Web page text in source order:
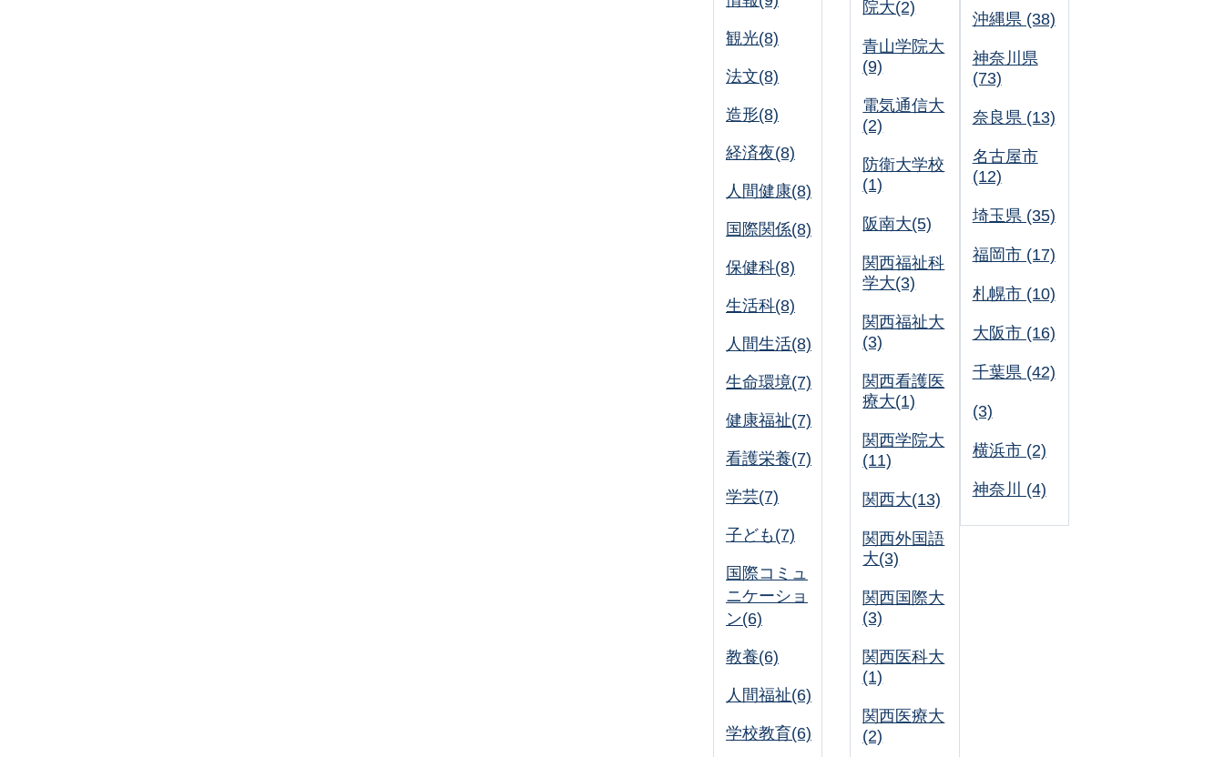
観光(8)
法文(8)
造形(8)
経済夜(8)
人間健康(8)
国際関係(8)
保健科(8)
生活科(8)
人間生活(8)
生命環境(7)
健康福祉(7)
看護栄養(7)
学芸(7)
子ども(7)
国際コミュ
ニケーショ
ン(6)
教養(6)
人間福祉(6)
学校教育(6)
院大(2)
青山学院大
(9)
電気通信大
(2)
防衛大学校
(1)
阪南大(5)
関西福祉科
学大(3)
関西福祉大
(3)
関西看護医
療大(1)
関西学院大
(11)
関西大(13)
関西外国語
大(3)
関西国際大
(3)
関西医科大
(1)
関西医療大
(2)
沖縄県 (38)
神奈川県
(73)
奈良県 (13)
名古屋市
(12)
埼玉県 (35)
福岡市 (17)
札幌市 (10)
大阪市 (16)
千葉県 (42)
(3)
横浜市 (2)
神奈川 (4)